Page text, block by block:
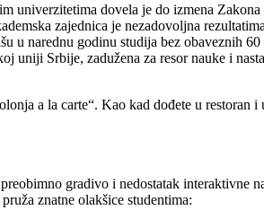
univerzitetima dovela je do izmena
zajednica je nezadovoljna
u narednu godinu studija bez obaveznih
uniji Srbije, zadužena za resor nauke i
a la carte“. Kao kad dođete u restoran
gradivo i nedostatak interaktivne
znatne olakšice studentima: